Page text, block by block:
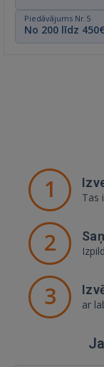
Piedāvājums Nr.5
No 200 līdz 450€
1 Tas
2
3 ar